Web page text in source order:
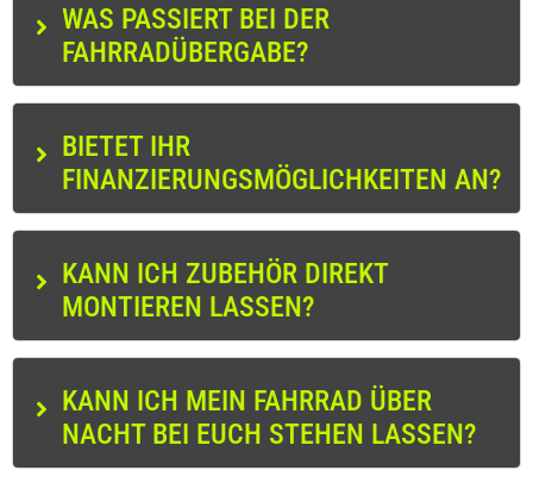
WAS PASSIERT BEI DER
FAHRRADÜBERGABE?
BIETET IHR
FINANZIERUNGSMÖGLICHKEITEN AN?
KANN ICH ZUBEHÖR DIREKT
MONTIEREN LASSEN?
KANN ICH MEIN FAHRRAD ÜBER
NACHT BEI EUCH STEHEN LASSEN?